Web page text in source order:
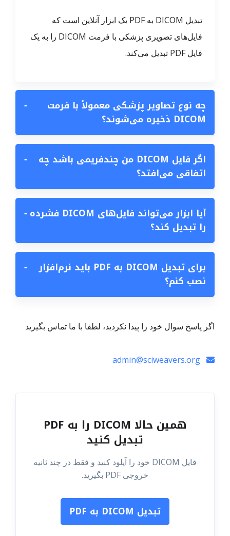
تبدیل DICOM به PDF یک ابزار آنلاین است که
فایل‌های تصویری پزشکی با فرمت DICOM را به یک
فایل PDF تبدیل می‌کند.
چه نوع تصاویر پزشکی معمولاً با فرمت
DICOM ذخیره می‌شوند؟
−
اگر فایل DICOM من چندفریمی باشد چه
اتفاقی می‌افتد؟
−
آیا ابزار می‌تواند فایل‌های DICOM فشرده
را تبدیل کند؟
−
برای تبدیل DICOM به PDF باید نرم‌افزار
نصب کنم؟
−
اگر پاسخ سوال خود را پیدا نکردید، لطفا با ما تماس بگیرید
همین حالا DICOM را به PDF
تبدیل کنید
فایل DICOM خود را آپلود کنید و فقط در چند ثانیه
خروجی PDF بگیرید.
تبدیل DICOM به PDF